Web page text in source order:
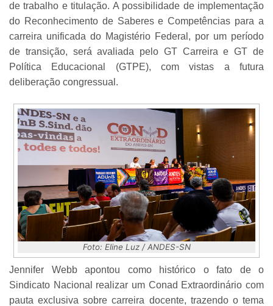
de trabalho e titulação. A possibilidade de implementação
do Reconhecimento de Saberes e Competências para a
carreira unificada do Magistério Federal, por um período
de transição, será avaliada pelo GT Carreira e GT de
Política Educacional (GTPE), com vistas a futura
deliberação congressual.
Foto: Eline Luz / ANDES-SN
Jennifer Webb apontou como histórico o fato de o
Sindicato Nacional realizar um Conad Extraordinário com
pauta exclusiva sobre carreira docente, trazendo o tema